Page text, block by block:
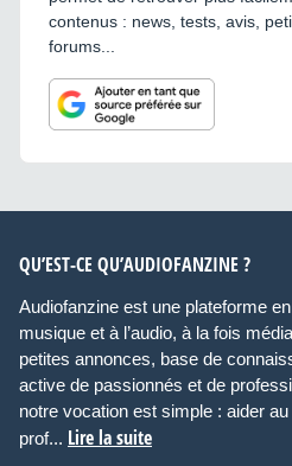
contenus : news, tests, avis,
forums...
QU’EST-CE QU’AUDIOFANZINE ?
Audiofanzine est une plateforme
musique et à l’audio, à la fois
petites annonces, base de
active de passionnés et de
notre vocation est simple : aider
prof... Lire la suite